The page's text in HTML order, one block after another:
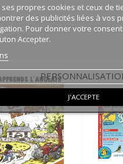
ses propres cookies et ceux de
des publicités liées à vos
Pour donner votre
Accepter.
J'ACCEPTE